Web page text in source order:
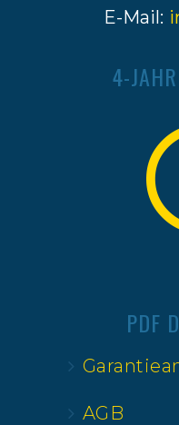
E-Mail:
4-
PDF
AGB